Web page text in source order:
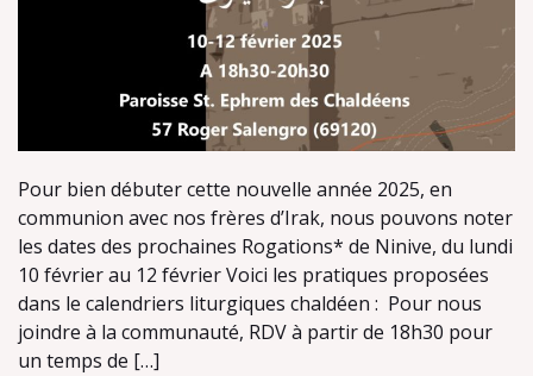
Pour bien débuter cette nouvelle année 2025, en
communion avec nos frères d’Irak, nous pouvons noter
les dates des prochaines Rogations* de Ninive, du lundi
10 février au 12 février Voici les pratiques proposées
dans le calendriers liturgiques chaldéen : Pour nous
joindre à la communauté, RDV à partir de 18h30 pour
un temps de […]